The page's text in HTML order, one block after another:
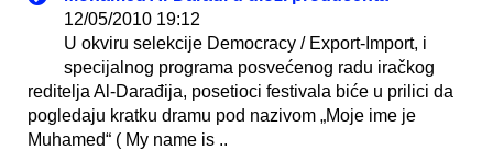
12/05/2010 19:12
U okviru selekcije Democracy / Export-Import, i
specijalnog programa posvećenog radu iračkog
reditelja Al-Darađija, posetioci festivala biće u prilici da
pogledaju kratku dramu pod nazivom „Moje ime je
Muhamed“ ( My name is ..